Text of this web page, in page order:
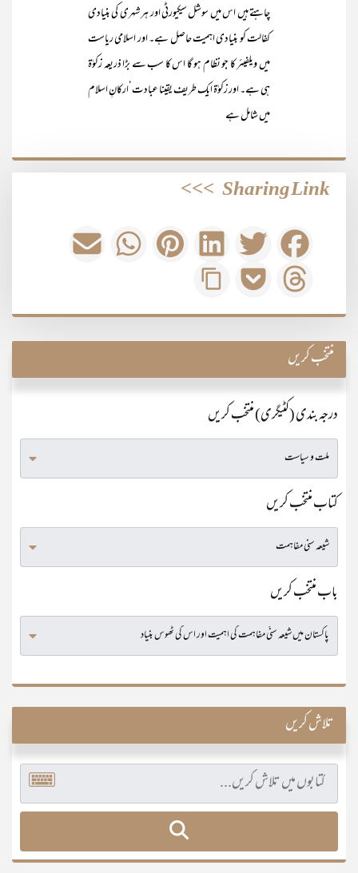
چاہتے ہیں اس میں سوشل سیکیورٹی اور ہر شہری کی بنیادی
کفالت کو بنیادی اہمیت حاصل ہے۔ اور اسلامی ریاست
میں ویلفیئر کا جو نظام ہو گا اس کا سب سے بڑا ذریعہ زکوٰۃ
ہی ہے۔ اور زکوٰۃ ایک طریف یقینا عبادت‘ارکانِ اسلام
میںشامل ہے
Sharing Link
>>>
منتخب کریں
درجہ بندی (کٹیگری) منتخب کریں
کتاب منتخب کریں
باب منتخب کریں
تلاش کریں